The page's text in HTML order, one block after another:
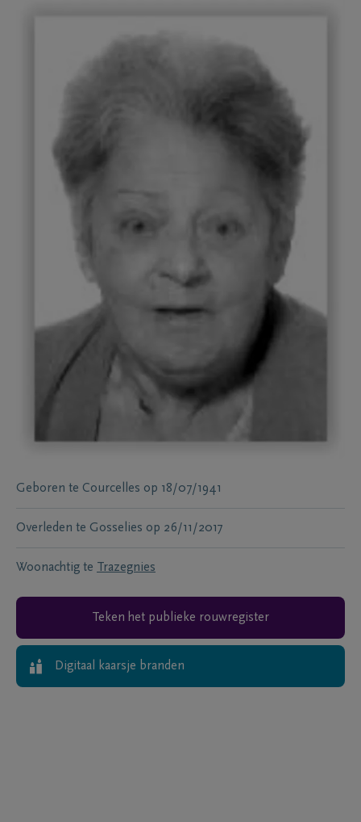
Geboren te Courcelles op 18/07/1941
Overleden te Gosselies op 26/11/2017
Woonachtig te Trazegnies
Teken het publieke rouwregister
Digitaal kaarsje branden